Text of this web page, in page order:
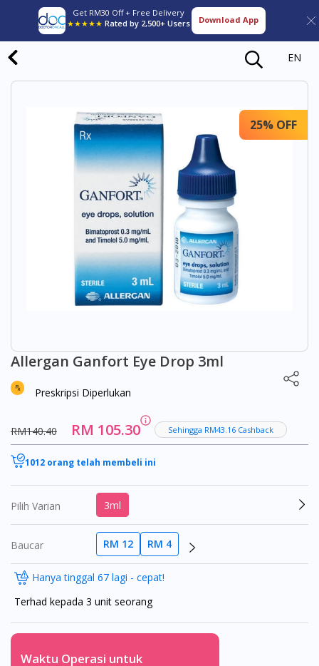
Get RM30 Off + Free Delivery
★★★★★ Rated by 2,500+ Users Download App
EN
25% OFF
Allergan Ganfort Eye Drop 3ml
Preskripsi Diperlukan
RM140.40 RM 105.30 Sehingga RM43.16 Cashback
1012 orang telah membeli ini
Pilih Varian 3ml
Baucar RM 12 RM 4
Hanya tinggal 67 lagi - cepat!
Terhad kepada 3 unit seorang
Waktu Operasi untuk